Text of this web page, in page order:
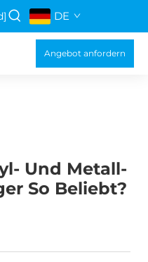
DE
Angebot anfordern
Und Metall-
So Beliebt?